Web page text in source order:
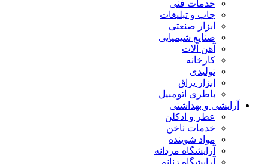
خدمات فنی
چاپ و تبلیغات
ابزار صنعتی
صنایع شیمیایی
آهن آلات
کارخانه
تولیدی
ابزار یراق
باطری اتومبیل
آرایشی و بهداشتی
عطر و ادکلن
خدمات ناخن
مواد شوینده
آرایشگاه مردانه